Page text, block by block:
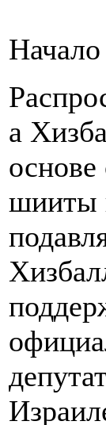
а
шииты